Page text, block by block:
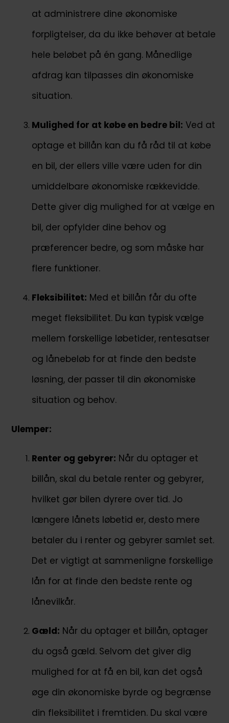
at administrere dine økonomiske
forpligtelser, da du ikke behøver at betale
hele beløbet på én gang. Månedlige
afdrag kan tilpasses din økonomiske
situation.
Mulighed for at købe en bedre bil: Ved at
optage et billån kan du få råd til at købe
en bil, der ellers ville være uden for din
umiddelbare økonomiske rækkevidde.
Dette giver dig mulighed for at vælge en
bil, der opfylder dine behov og
præferencer bedre, og som måske har
flere funktioner.
Fleksibilitet: Med et billån får du ofte
meget fleksibilitet. Du kan typisk vælge
mellem forskellige løbetider, rentesatser
og lånebeløb for at finde den bedste
løsning, der passer til din økonomiske
situation og behov.
Ulemper:
Renter og gebyrer: Når du optager et
billån, skal du betale renter og gebyrer,
hvilket gør bilen dyrere over tid. Jo
længere lånets løbetid er, desto mere
betaler du i renter og gebyrer samlet set.
Det er vigtigt at sammenligne forskellige
lån for at finde den bedste rente og
lånevilkår.
Gæld: Når du optager et billån, optager
du også gæld. Selvom det giver dig
mulighed for at få en bil, kan det også
øge din økonomiske byrde og begrænse
din fleksibilitet i fremtiden. Du skal være